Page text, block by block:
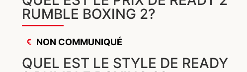
RUMBLE BOXING 2?
NON COMMUNIQUÉ
QUEL EST LE STYLE DE READY